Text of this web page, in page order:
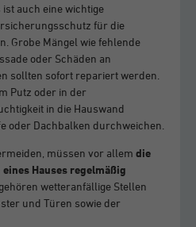
ist auch eine wichtige
für die
Grobe Mängel wie fehlende
oder Schäden an
sollten sofort repariert werden.
Putz oder in der
in die Hauswand
oder Dachbalken durchweichen.
müssen vor allem die
Hauses regelmäßig
wetteranfällige Stellen
und Türen sowie der